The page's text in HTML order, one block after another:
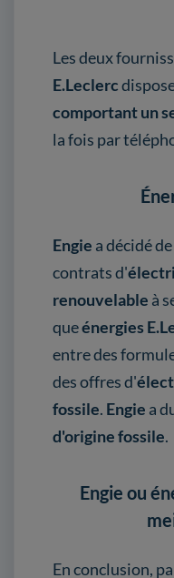
Les deux
E.Leclerc
comportant un
la fois par
Engie a décidé
contrats d'
renouvelable à
queénergies
entre des
des offres d'
fossile. Engie a
d'origine fossile.
Engie ou
En conclusion,